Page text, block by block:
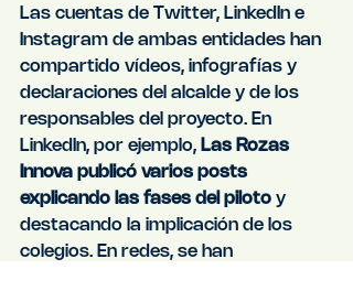
Las cuentas de Twitter, LinkedIn e
Instagram de ambas entidades han
compartido vídeos, infografías y
declaraciones del alcalde y de los
responsables del proyecto. En
LinkedIn, por ejemplo, Las Rozas
Innova publicó varios posts
explicando las fases del piloto y
destacando la implicación de los
colegios. En redes, se han